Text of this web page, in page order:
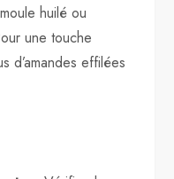
huilé ou
une touche
d’amandes effilées